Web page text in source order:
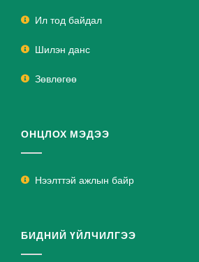
Ил тод байдал
Шилэн данс
Зөвлөгөө
ОНЦЛОХ МЭДЭЭ
Нээлттэй ажлын байр
БИДНИЙ ҮЙЛЧИЛГЭЭ